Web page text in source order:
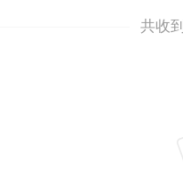
共收到